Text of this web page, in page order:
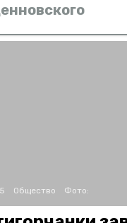
Общество Фото: